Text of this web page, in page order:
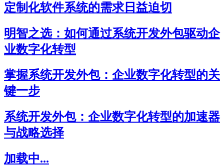
定制化软件系统的需求日益迫切
明智之选：如何通过系统开发外包驱动企
业数字化转型
掌握系统开发外包：企业数字化转型的关
键一步
系统开发外包：企业数字化转型的加速器
与战略选择
加载中...